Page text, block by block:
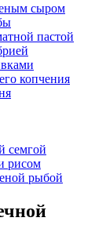
сыром
пастой
копчения
семгой
рисом
рыбой